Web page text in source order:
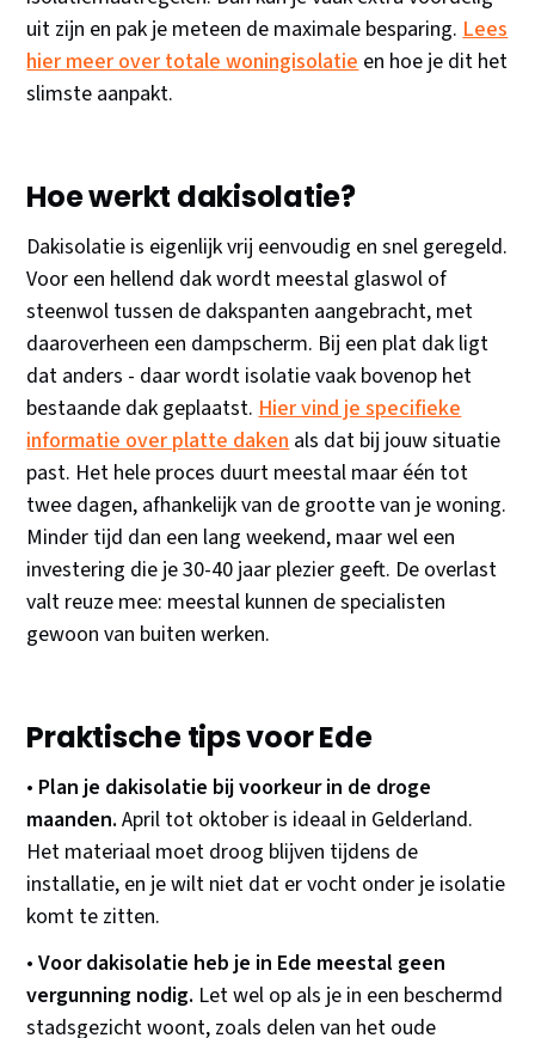
uit zijn en pak je meteen de maximale besparing.Lees
hier meer over totale woningisolatieen hoe je dit het
slimste aanpakt.
Hoe werkt dakisolatie?
Dakisolatie is eigenlijk vrij eenvoudig en snel geregeld.
Voor een hellend dak wordt meestal glaswol of
steenwol tussen de dakspanten aangebracht, met
daaroverheen een dampscherm. Bij een plat dak ligt
dat anders - daar wordt isolatie vaak bovenop het
bestaande dak geplaatst.Hier vind je specifieke
informatie over platte dakenals dat bij jouw situatie
past. Het hele proces duurt meestal maar één tot
twee dagen, afhankelijk van de grootte van je woning.
Minder tijd dan een lang weekend, maar wel een
investering die je 30-40 jaar plezier geeft. De overlast
valt reuze mee: meestal kunnen de specialisten
gewoon van buiten werken.
Praktische tips voor Ede
• Plan je dakisolatie bij voorkeur in de droge
maanden. April tot oktober is ideaal in Gelderland.
Het materiaal moet droog blijven tijdens de
installatie, en je wilt niet dat er vocht onder je isolatie
komt te zitten.
•Voor dakisolatie heb je in Ede meestal geen
vergunning nodig. Let wel op als je in een beschermd
stadsgezicht woont, zoals delen van het oude